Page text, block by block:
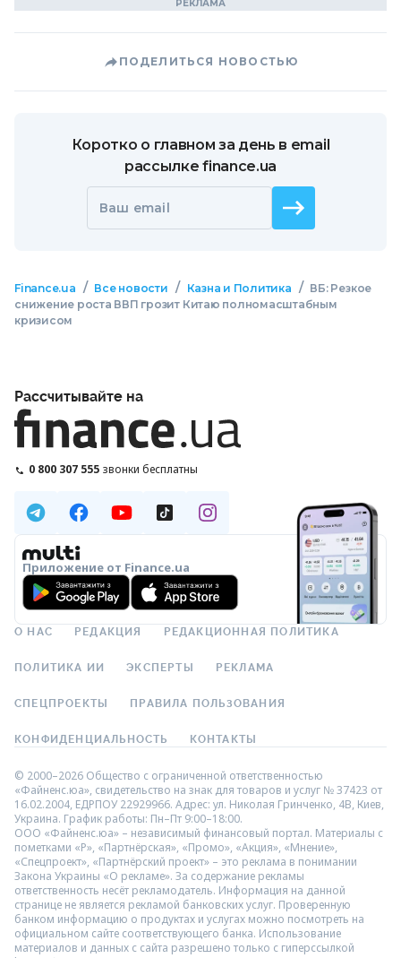
ПОДЕЛИТЬСЯ НОВОСТЬЮ
Коротко о главном за день в email
рассылке finance.ua
Ваш email
Finance.ua / Все новости / Казна и Политика / ВБ: Резкое
снижение роста ВВП грозит Китаю полномасштабным
кризисом
Рассчитывайте на
0 800 307 555 звонки бесплатны
Приложение от Finance.ua
О НАС РЕДАКЦИЯ РЕДАКЦИОННАЯ ПОЛИТИКА
ПОЛИТИКА ИИ ЭКСПЕРТЫ РЕКЛАМА
СПЕЦПРОЕКТЫ ПРАВИЛА ПОЛЬЗОВАНИЯ
КОНФИДЕНЦИАЛЬНОСТЬ КОНТАКТЫ
© 2000–2026 Общество с ограниченной ответственностью
«Файненс.юа», свидетельство на знак для товаров и услуг № 37423 от
16.02.2004, ЕДРПОУ 22929966. Адрес: ул. Николая Гринченко, 4В, Киев,
Украина. График работы: Пн–Пт 9:00–18:00.
ООО «Файненс.юа» – независимый финансовый портал. Материалы с
пометками «Р», «Партнёрская», «Промо», «Акция», «Мнение»,
«Спецпроект», «Партнёрский проект» – это реклама в понимании
Закона Украины «О рекламе». За содержание рекламы
ответственность несёт рекламодатель. Информация на данной
странице не является рекламой банковских услуг. Проверенную
банком информацию о продуктах и услугах можно посмотреть на
официальном сайте соответствующего банка. Использование
материалов и данных с сайта разрешено только с гиперссылкой